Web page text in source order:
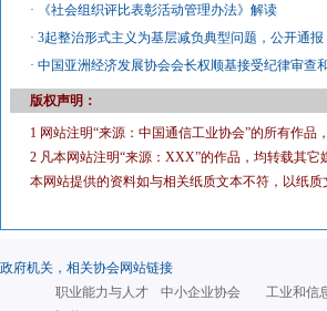
·
《社会组织评比表彰活动管理办法》解读
·3起整治形式主义为基层减负典型问题，公开通报
·中国亚洲经济发展协会会长权顺基接受纪律审查
版权声明：
1 网站注明“来源：中国通信工业协会”的所有作
2 凡本网站注明“来源：XXX”的作品，均转载其
本网站提供的资料如与相关纸质文本不符，以纸质
政府机关，相关协会网站链接
职业能力与人才
中小企业协会 工业和信